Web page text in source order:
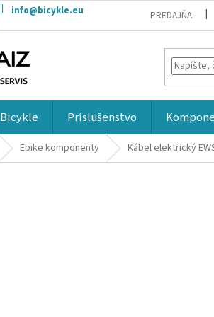
info@bicykle.eu
PREDAJŇA
Bicykle Príslušenstvo
Ebike komponenty Kábel elektrický